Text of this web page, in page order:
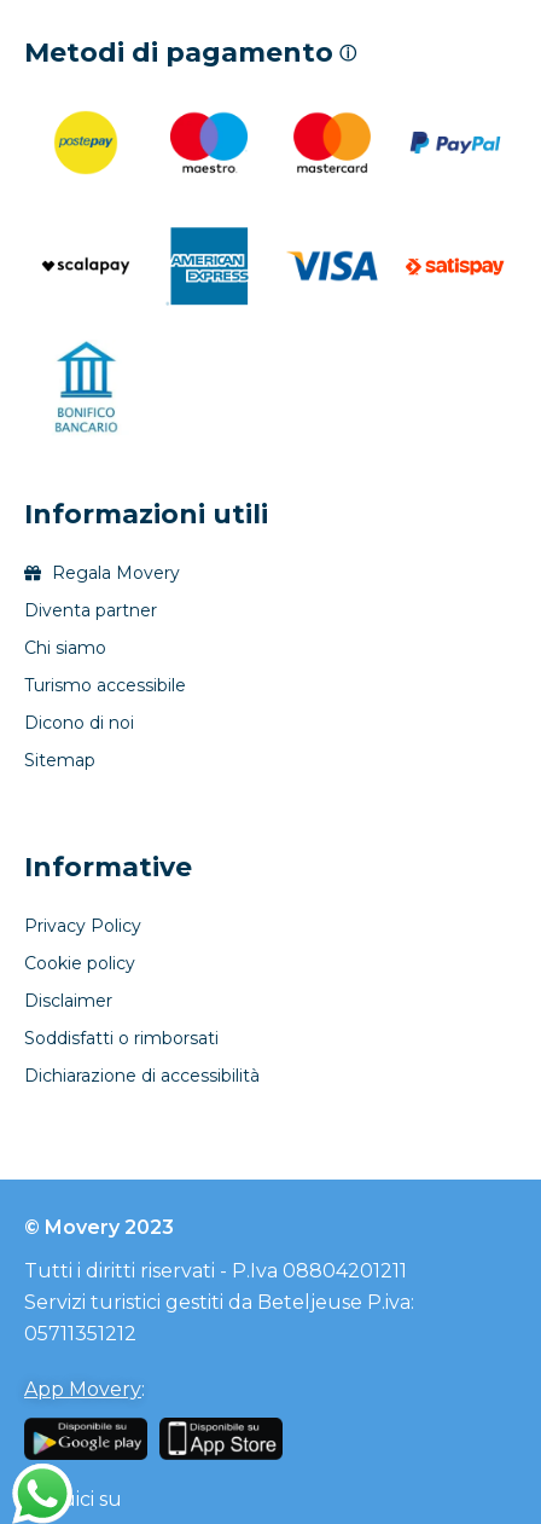
Metodi di pagamento ⓘ
Informazioni utili
Regala Movery
Diventa partner
Chi siamo
Turismo accessibile
Dicono di noi
Sitemap
Informative
Privacy Policy
Cookie policy
Disclaimer
Soddisfatti o rimborsati
Dichiarazione di accessibilità
© Movery 2023
Tutti i diritti riservati - P.Iva 08804201211
Servizi turistici gestiti da Beteljeuse P.iva:
05711351212
App Movery:
Seguici su